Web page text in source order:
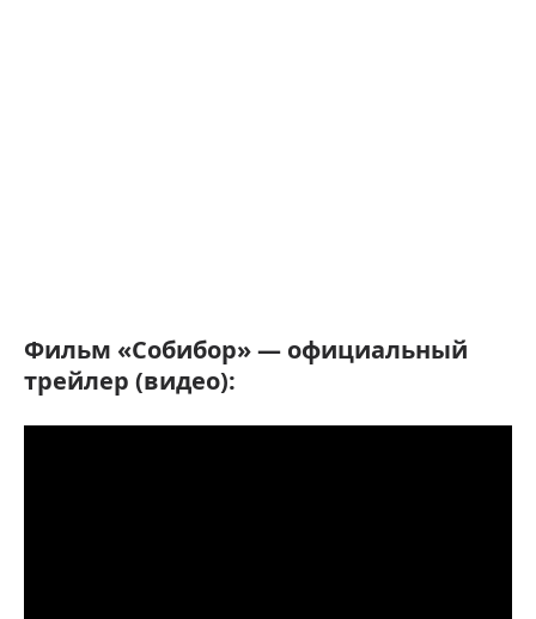
Фильм «Собибор» — официальный
трейлер (видео):